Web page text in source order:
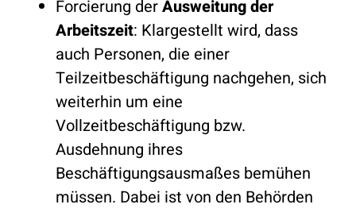
Forcierung derAusweitung der
Arbeitszeit: Klargestellt wird, dass
auch Personen, die einer
Teilzeitbeschäftigung nachgehen, sich
weiterhin um eine
Vollzeitbeschäftigung bzw.
Ausdehnung ihres
Beschäftigungsausmaßes bemühen
müssen. Dabei ist von den Behörden